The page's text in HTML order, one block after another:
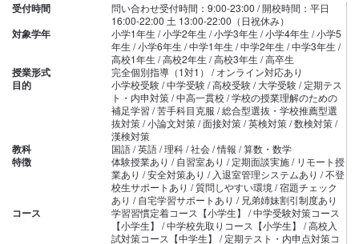
受付時間
問い合わせ受付時間：9:00-23:00 / 開校時間：平日
16:00-22:00 土 13:00-22:00（日祝休み）
対象学年
小学1年生 / 小学2年生 / 小学3年生 / 小学4年生 / 小学5
年生 / 小学6年生 / 中学1年生 / 中学2年生 / 中学3年生 /
高校1年生 / 高校2年生 / 高校3年生 / 高卒生
授業形式 完全個別指導（1対1） / オンライン対応あり
目的
小学校受験 / 中学受験 / 高校受験 / 大学受験 / 定期テス
ト・内申対策 / 中高一貫校 / 学校の授業理解のための
補足学習 / 苦手科目克服 / 総合型選抜・学校推薦型選
抜対策 / 小論文対策 / 面接対策 / 英検対策 / 数検対策 /
漢検対策
教科 国語 / 英語 / 理科 / 社会 / 情報 / 算数・数学
特徴
体験授業あり / 自習室あり / 定期面談実施 / リモート授
業あり / 安全対策あり / 入退室管理システムあり / 不登
校生サポートあり / 質問しやすい環境 / 宿題チェック
あり / 自宅学習サポートあり / 兄弟姉妹割引制度あり
コース
学習習慣定着コース【小学生】 / 中学受験対策コース
【小学生】 / 中学校先取りコース【小学生】 / 高校入
試対策コース【中学生】 / 定期テスト・内申点対策コ